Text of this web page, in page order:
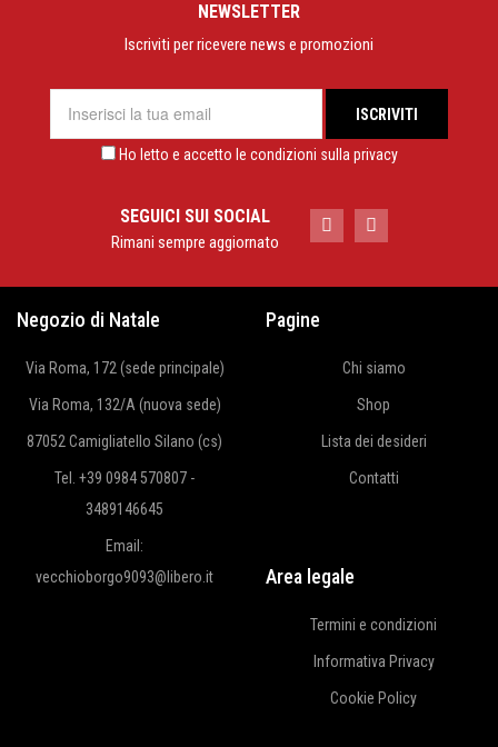
NEWSLETTER
Iscriviti per ricevere news e promozioni
Ho letto e accetto le condizioni sulla privacy
SEGUICI SUI SOCIAL
Rimani sempre aggiornato
Negozio di Natale
Via Roma, 172 (sede principale)
Via Roma, 132/A (nuova sede)
87052 Camigliatello Silano (cs)
Tel. +39 0984 570807 -
3489146645
Email:
vecchioborgo9093@libero.it
Pagine
Chi siamo
Shop
Lista dei desideri
Contatti
Area legale
Termini e condizioni
Informativa Privacy
Cookie Policy